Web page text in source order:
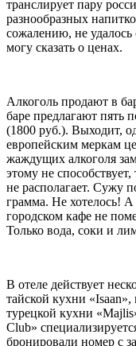
транслирует пару
разнообразных
сожалению, не
могу сказать о ценах.
Алкоголь продают в
баре предлагают пять
(1800 руб.). Выходит,
европейским меркам
жаждущих алкоголя
этому не
не располагает. Сужу
грамма. Не хотелось!
городском кафе не
Только вода, соки и
В отеле действует
тайской кухни
турецкой кухни
Club»
бронировали номер с